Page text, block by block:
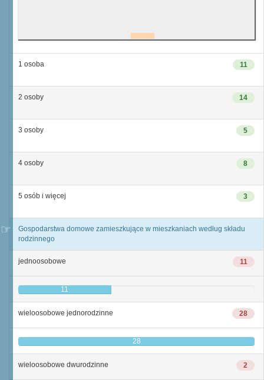
11
1 osoba
14
2 osoby
5
3 osoby
8
4 osoby
3
5 osób i więcej
Gospodarstwa domowe zamieszkujące w mieszkaniach według składu
rodzinnego
11
jednoosobowe
11
28
wieloosobowe jednorodzinne
28
2
wieloosobowe dwurodzinne